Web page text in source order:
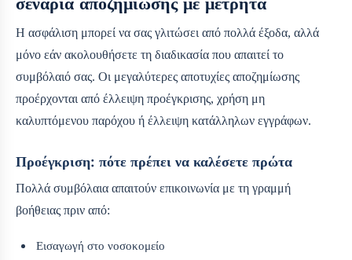
Η ασφάλιση μπορεί να σας γλιτώσει από πολλά έξοδα, αλλά
μόνο εάν ακολουθήσετε τη διαδικασία που απαιτεί το
συμβόλαιό σας. Οι μεγαλύτερες αποτυχίες αποζημίωσης
προέρχονται από έλλειψη προέγκρισης, χρήση μη
καλυπτόμενου παρόχου ή έλλειψη κατάλληλων εγγράφων.
Προέγκριση: πότε πρέπει να καλέσετε πρώτα
Πολλά συμβόλαια απαιτούν επικοινωνία με τη γραμμή
βοήθειας πριν από:
Εισαγωγή στο νοσοκομείο